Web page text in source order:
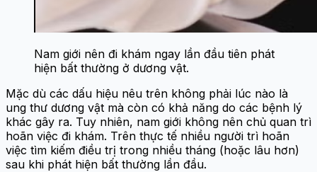
Nam giới nên đi khám ngay lần đầu tiên phát
hiện bất thường ở dương vật.
Mặc dù các dấu hiệu nêu trên không phải lúc nào là
ung thư dương vật mà còn có khả năng do các bệnh lý
khác gây ra. Tuy nhiên, nam giới không nên chủ quan trì
hoãn việc đi khám. Trên thực tế nhiều người trì hoãn
việc tìm kiếm điều trị trong nhiều tháng (hoặc lâu hơn)
sau khi phát hiện bất thường lần đầu.